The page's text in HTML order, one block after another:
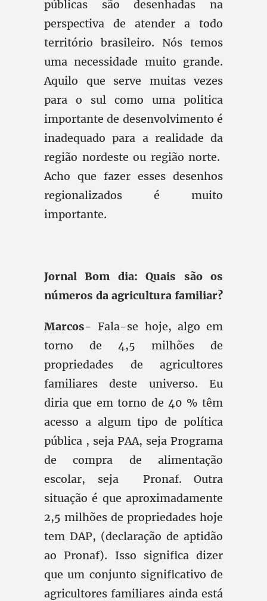
públicas são desenhadas na
perspectiva de atender a todo
território brasileiro. Nós temos
uma necessidade muito grande.
Aquilo que serve muitas vezes
para o sul como uma politica
importante de desenvolvimento é
inadequado para a realidade da
região nordeste ou região norte.
Acho que fazer esses desenhos
regionalizados é muito
importante.
Jornal Bom dia: Quais são os
números da agricultura familiar?
Marcos- Fala-se hoje, algo em
torno de 4,5 milhões de
propriedades de agricultores
familiares deste universo. Eu
diria que em torno de 40 % têm
acesso a algum tipo de política
pública , seja PAA, seja Programa
de compra de alimentação
escolar, seja Pronaf. Outra
situação é que aproximadamente
2,5 milhões de propriedades hoje
tem DAP, (declaração de aptidão
ao Pronaf). Isso significa dizer
que um conjunto significativo de
agricultores familiares ainda está